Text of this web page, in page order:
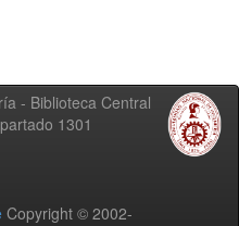
- Biblioteca Central
1301
Copyright © 2002-